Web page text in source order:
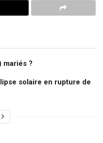
mariés ?
solaire en rupture de